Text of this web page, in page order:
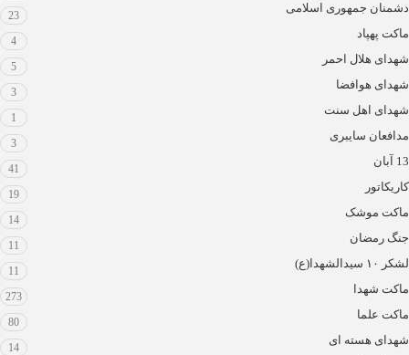
دشمنان جمهوری اسلامی
23
ماکت پهپاد
4
شهدای هلال احمر
5
شهدای هوافضا
3
شهدای اهل سنت
1
مدافعان سایبری
3
13 آبان
41
کاریکاتور
19
ماکت موشک
14
جنگ رمضان
11
لشکر ۱۰ سیدالشهدا(ع)
11
ماکت شهدا
273
ماکت علما
80
شهدای هسته ای
14